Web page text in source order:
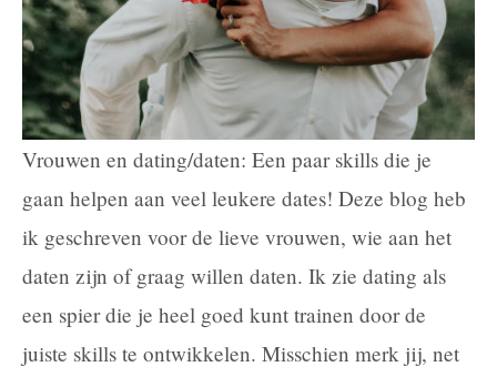
Vrouwen en dating/daten: Een paar skills die je
gaan helpen aan veel leukere dates! Deze blog heb
ik geschreven voor de lieve vrouwen, wie aan het
daten zijn of graag willen daten. Ik zie dating als
een spier die je heel goed kunt trainen door de
juiste skills te ontwikkelen. Misschien merk jij, net